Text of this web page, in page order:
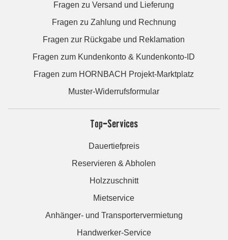
Fragen zu Versand und Lieferung
Fragen zu Zahlung und Rechnung
Fragen zur Rückgabe und Reklamation
Fragen zum Kundenkonto & Kundenkonto-ID
Fragen zum HORNBACH Projekt-Marktplatz
Muster-Widerrufsformular
Top-Services
Dauertiefpreis
Reservieren & Abholen
Holzzuschnitt
Mietservice
Anhänger- und Transportervermietung
Handwerker-Service